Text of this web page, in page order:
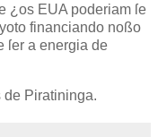
¿os EUA poderiam ſe
financiando noßo
ſer a energia de
de Piratininga.